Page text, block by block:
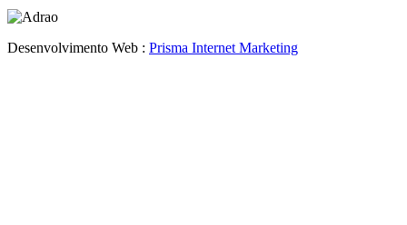
Desenvolvimento Web : Prisma Internet Marketing